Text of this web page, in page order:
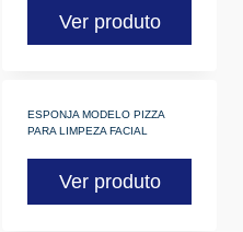
Ver produto
ESPONJA MODELO PIZZA
PARA LIMPEZA FACIAL
Ver produto